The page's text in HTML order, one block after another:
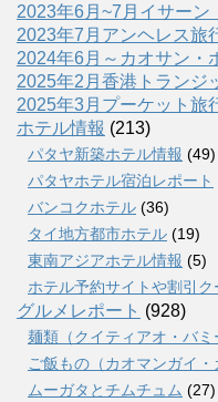
2023年6月~7月イサーン
2023年7月アンヘレス旅
2024年6月～カオサン・
2025年2月香港トランジ
2025年3月プーケット旅
ホテル情報 (213)
パタヤ新築ホテル情報 (49)
パタヤホテル宿泊レポート
バンコクホテル (36)
タイ地方都市ホテル (19)
東南アジアホテル情報 (5)
ホテル予約サイトや割引ク
グルメレポート (928)
麺類（クイティアオ・バミ
ご飯もの（カオマンガイ・
ムーガタとチムチュム (27)